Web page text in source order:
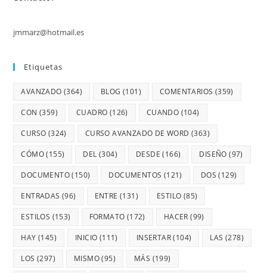
jmmarz@hotmail.es
Etiquetas
AVANZADO (364) BLOG (101) COMENTARIOS (359)
CON (359) CUADRO (126) CUANDO (104)
CURSO (324) CURSO AVANZADO DE WORD (363)
CÓMO(155) DEL (304) DESDE (166) DISEÑO (97)
DOCUMENTO(150) DOCUMENTOS (121) DOS (129)
ENTRADAS (96) ENTRE (131) ESTILO (85)
ESTILOS (153) FORMATO (172) HACER (99)
HAY (145) INICIO (111) INSERTAR(104) LAS (278)
LOS (297) MISMO(95) MÁS (199)